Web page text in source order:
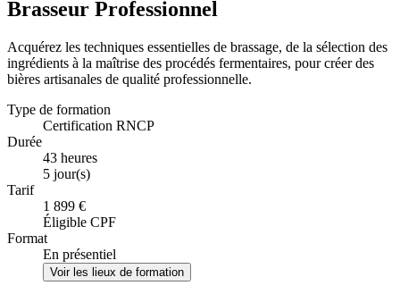
Brasseur Professionnel
Acquérez les techniques essentielles de brassage, de la sélection des
ingrédients à la maîtrise des procédés fermentaires, pour créer des
bières artisanales de qualité professionnelle.
Type de formation
Certification RNCP
Durée
43 heures
5 jour(s)
Tarif
1 899 €
Éligible CPF
Format
En présentiel
Voir les lieux de formation